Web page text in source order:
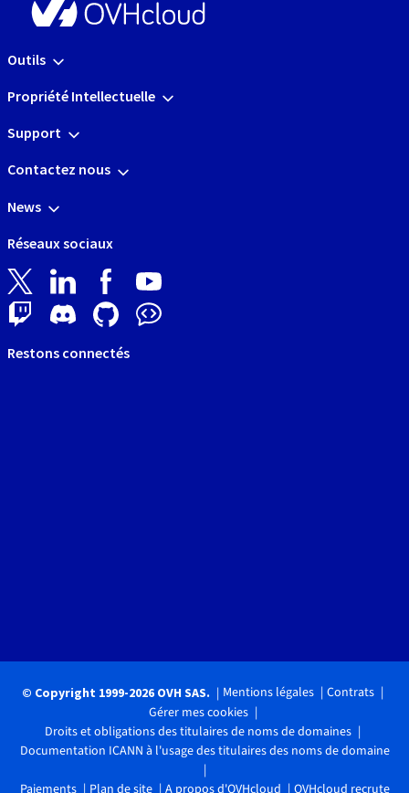
Outils
Propriété Intellectuelle
Support
Contactez nous
News
Réseaux sociaux
Restons connectés
© Copyright 1999-2026 OVH SAS. Mentions légales
Contrats
Gérer mes cookies
Droits et obligations des titulaires de noms de domaines
Documentation ICANN à l'usage des titulaires des noms de domaine
Paiements Plan de site A propos d'OVHcloud OVHcloud recrute